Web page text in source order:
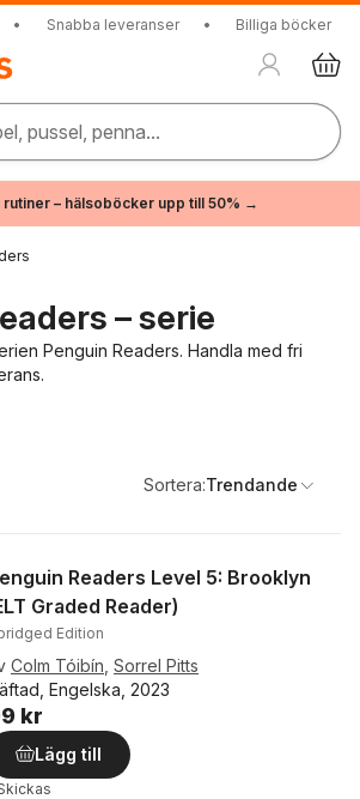
• Snabba leveranser • Billiga böcker
pussel, penna...
rutiner – hälsoböcker upp till 50% →
– serie
Penguin Readers. Handla med fri
Sortera:Trendande
Readers Level 5: Brooklyn
Graded Reader)
Edition
Colm Tóibín Sorrel Pitts
Engelska, 2023
kr
Lägg till